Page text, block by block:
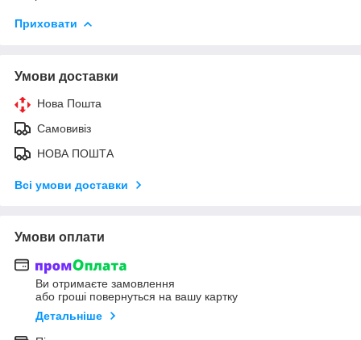
Приховати
Умови доставки
Нова Пошта
Самовивіз
НОВА ПОШТА
Всі умови доставки
Умови оплати
Ви отримаєте замовлення
або гроші повернуться на вашу картку
Детальніше